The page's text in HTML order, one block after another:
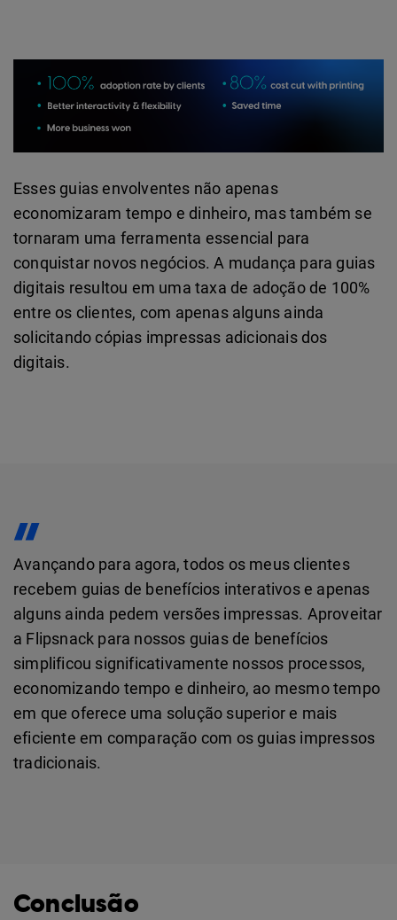
Esses guias envolventes não apenas
economizaram tempo e dinheiro, mas também se
tornaram uma ferramenta essencial para
conquistar novos negócios. A mudança para guias
digitais resultou em uma taxa de adoção de 100%
entre os clientes, com apenas alguns ainda
solicitando cópias impressas adicionais dos
digitais.
Avançando para agora, todos os meus clientes
recebem guias de benefícios interativos e apenas
alguns ainda pedem versões impressas. Aproveitar
a Flipsnack para nossos guias de benefícios
simplificou significativamente nossos processos,
economizando tempo e dinheiro, ao mesmo tempo
em que oferece uma solução superior e mais
eficiente em comparação com os guias impressos
tradicionais.
Conclusão